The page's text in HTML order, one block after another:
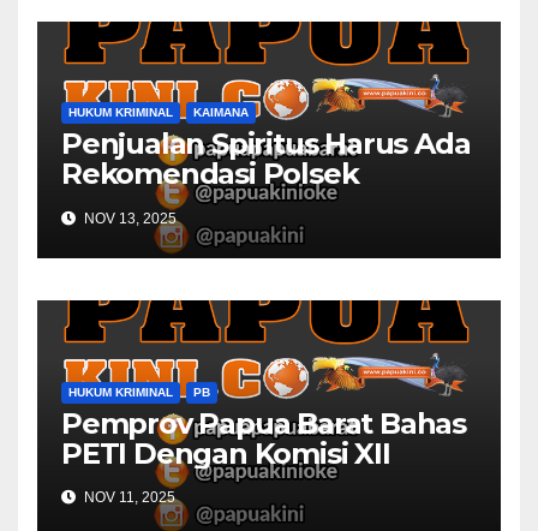
HUKUM KRIMINAL KAIMANA
Penjualan Spiritus Harus Ada
Rekomendasi Polsek
Kaimana
NOV 13, 2025
HUKUM KRIMINAL PB
Pemprov Papua Barat Bahas
PETI Dengan Komisi XII
NOV 11, 2025